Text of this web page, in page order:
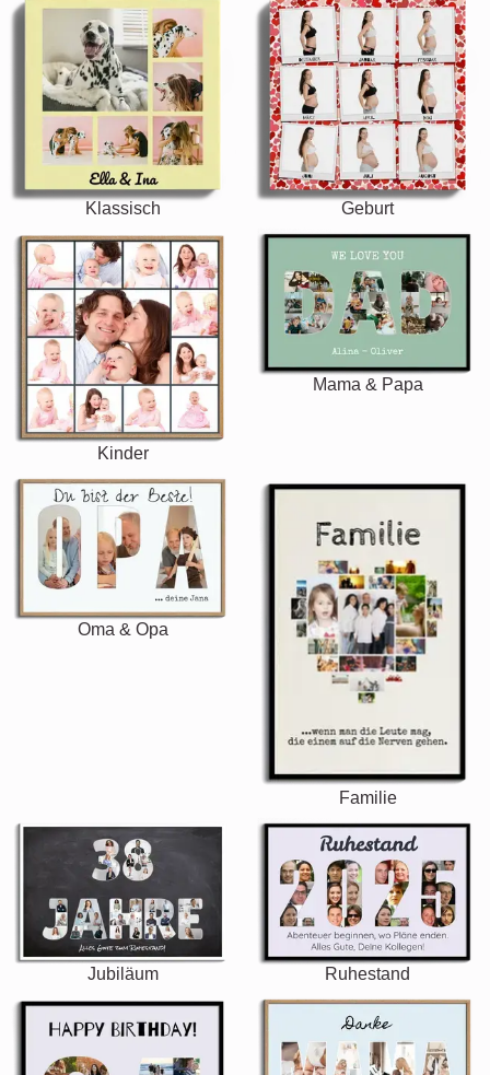
Klassisch Geburt
Kinder
Mama & Papa
Oma & Opa
Familie
Jubiläum Ruhestand